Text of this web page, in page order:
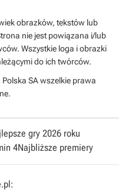
obrazków, tekstów lub
nie jest powiązana i/lub
Wszystkie loga i obrazki
do ich twórców.
SA wszelkie prawa
gry 2026 roku
4Najbliższe premiery